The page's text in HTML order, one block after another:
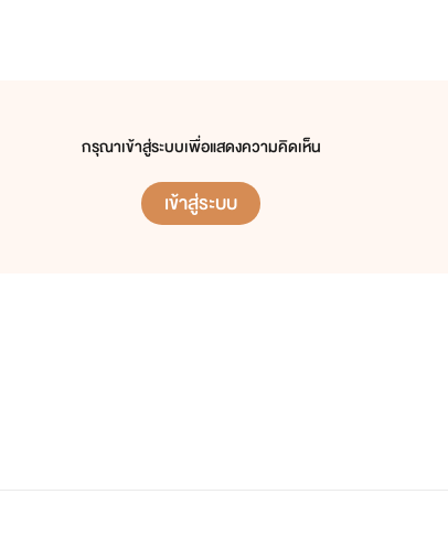
กรุณาเข้าสู่ระบบเพื่อแสดงความคิดเห็น
เข้าสู่ระบบ